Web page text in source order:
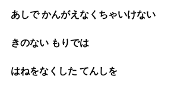
あしで かんがえなくちゃいけない
きのない もりでは
はねをなくした てんしを